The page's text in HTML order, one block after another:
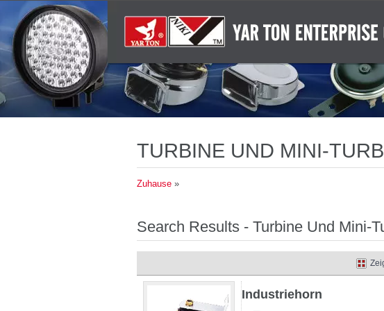
TURBINE UND MINI-
LED- UND
Zuhause »
Search Results - Turbine Und Mini-
Industriehorn